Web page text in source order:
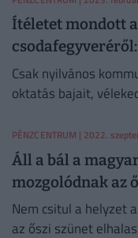
Ítéletet mondott
Csak nyilvános
oktatás bajait,
PÉNZCENTRUM | 2022.
Áll a bál a
mozgolódnak az
Nem csitul a helyzet
az őszi szünet